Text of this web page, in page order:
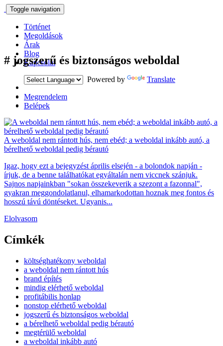
Toggle navigation
Történet
Megoldások
Árak
Blog
Kapcsolat
Powered by
Translate
Megrendelem
Belépek
# jogszerű és biztonságos weboldal
A weboldal nem rántott hús, nem ebéd; a weboldal inkább autó, a
bérelhető weboldal pedig bérautó
Igaz, hogy ezt a bejegyzést április elsején - a bolondok napján -
írjuk, de a benne találhatókat egyáltalán nem viccnek szánjuk.
Sajnos napjainkban "sokan összekeverik a szezont a fazonnal",
gyakran meggondolatlanul, elhamarkodottan hoznak meg fontos és
hosszú távú döntéseket. Ugyanis...
Elolvasom
Címkék
költséghatékony weboldal
a weboldal nem rántott hús
brand építés
mindig elérhető weboldal
profitábilis honlap
nonstop elérhető weboldal
jogszerű és biztonságos weboldal
a bérelhető weboldal pedig bérautó
megtérülő weboldal
a weboldal inkább autó